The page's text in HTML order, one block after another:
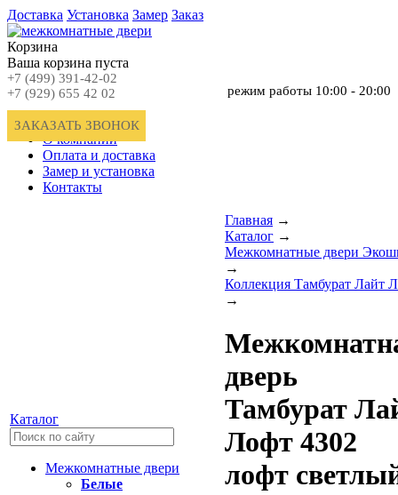
Доставка Установка Замер Заказ
Корзина
Ваша корзина пуста
+7 (499) 391-42-02
+7 (929) 655 42 02
ЗАКАЗАТЬ ЗВОНОК
режим работы 10:00 - 20:00
Главная
О компании
Оплата и доставка
Замер и установка
Контакты
Каталог
Межкомнатные двери
Белые
Главная →
Каталог →
Межкомнатные двери
→
Коллекция Тамбурат Лайт
→
дверь
Тамбурат
Лофт 4302
лофт